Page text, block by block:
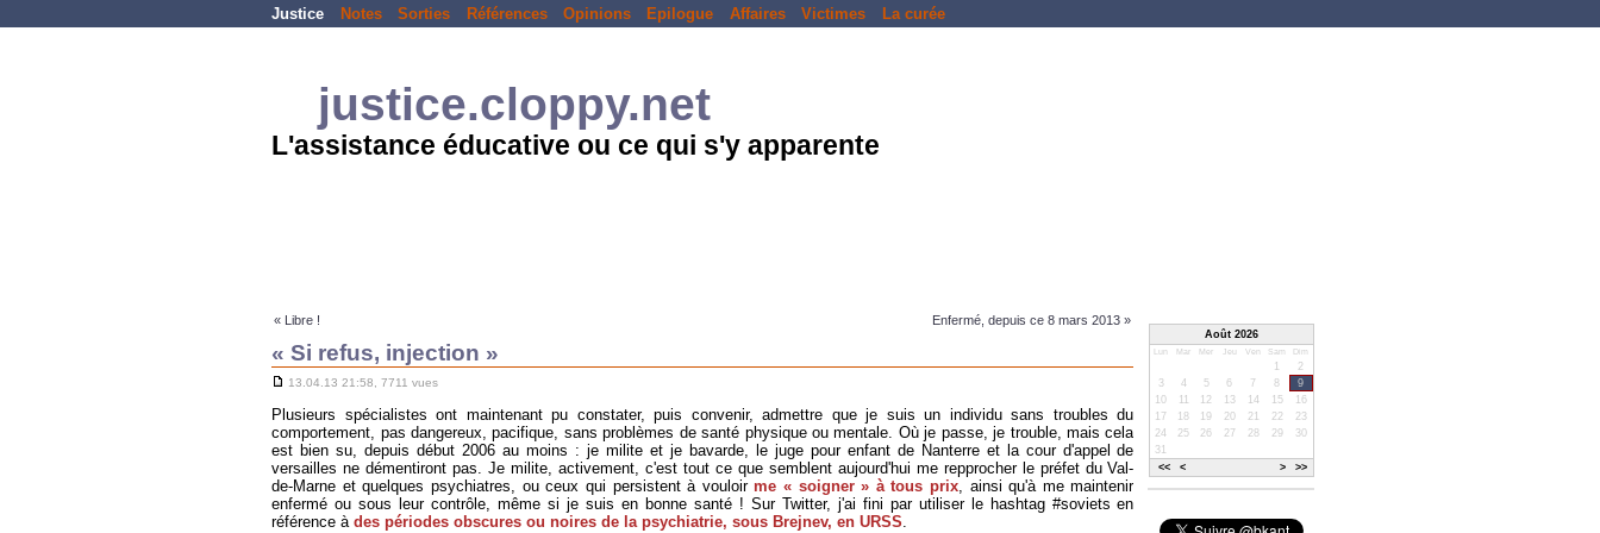
Justice Notes Sorties Références Opinions Epilogue Affaires Victimes La curée
justice.cloppy.net
L'assistance éducative ou ce qui s'y apparente
« Libre ! Enfermé, depuis ce 8 mars 2013 »
« Si refus, injection »
13.04.13 21:58, 7711 vues
Plusieurs spécialistes ont maintenant pu constater, puis convenir, admettre que je suis un individu sans troubles du
comportement, pas dangereux, pacifique, sans problèmes de santé physique ou mentale. Où je passe, je trouble, mais cela
est bien su, depuis début 2006 au moins : je milite et je bavarde, le juge pour enfant de Nanterre et la cour d'appel de
versailles ne démentiront pas. Je milite, activement, c'est tout ce que semblent aujourd'hui me repprocher le préfet du Val-
de-Marne et quelques psychiatres, ou ceux qui persistent à vouloirme « soigner » à tous prix , ainsi qu'à me maintenir
enfermé ou sous leur contrôle, même si je suis en bonne santé ! Sur Twitter, j'ai fini par utiliser le hashtag #soviets en
référence àdes périodes obscures ou noires de la psychiatrie, sous Brejnev, en URSS
Août 2026
Lun Mar Mer Jeu Ven Sam Dim
<< < > >>
1
2
3
4 5 6 7 8
9
10
11 12 13 14 15
16
17
18 19 20 21 22
23
24
25 26 27 28 29
30
31